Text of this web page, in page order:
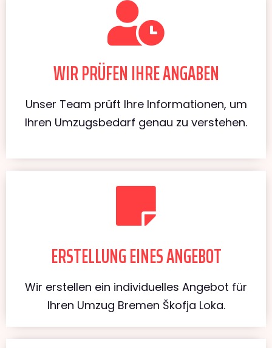
WIR PRÜFEN IHRE ANGABEN
Unser Team prüft Ihre Informationen, um
Ihren Umzugsbedarf genau zu verstehen.
ERSTELLUNG EINES ANGEBOT
Wir erstellen ein individuelles Angebot für
Ihren Umzug Bremen Škofja Loka.